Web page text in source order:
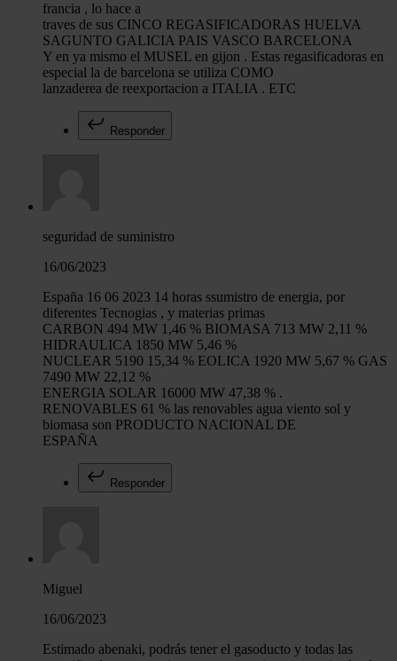
francia , lo hace a
traves de sus CINCO REGASIFICADORAS HUELVA
SAGUNTO GALICIA PAIS VASCO BARCELONA
Y en ya mismo el MUSEL en gijon . Estas regasificadoras en
especial la de barcelona se utiliza COMO
lanzaderea de reexportacion a ITALIA . ETC
Responder
seguridad de suministro
16/06/2023
España 16 06 2023 14 horas ssumistro de energia, por
diferentes Tecnogias , y materias primas
CARBON 494 MW 1,46 % BIOMASA 713 MW 2,11 %
HIDRAULICA 1850 MW 5,46 %
NUCLEAR 5190 15,34 % EOLICA 1920 MW 5,67 % GAS
7490 MW 22,12 %
ENERGIA SOLAR 16000 MW 47,38 % .
RENOVABLES 61 % las renovables agua viento sol y
biomasa son PRODUCTO NACIONAL DE
ESPAÑA
Responder
Miguel
16/06/2023
Estimado abenaki, podrás tener el gasoducto y todas las